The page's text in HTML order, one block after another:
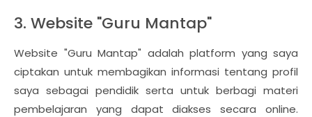
3. Website "Guru Mantap"
Website "Guru Mantap" adalah platform yang saya
ciptakan untuk membagikan informasi tentang profil
saya sebagai pendidik serta untuk berbagi materi
pembelajaran yang dapat diakses secara online.